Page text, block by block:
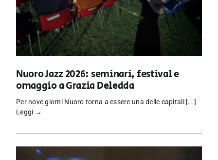
Nuoro Jazz 2026: seminari, festival e
omaggio a Grazia Deledda
Per nove giorni Nuoro torna a essere una delle capitali [...]
Leggi →